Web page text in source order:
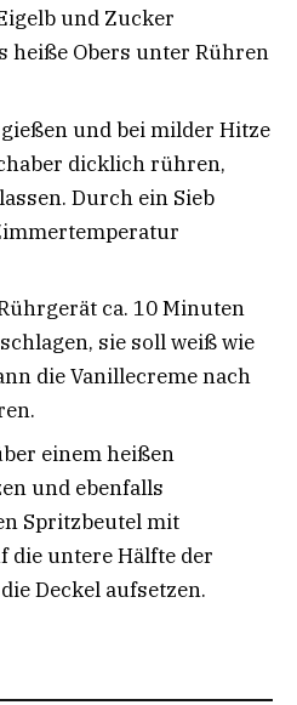
und Zucker
heiße Obers unter Rühren
und bei milder Hitze
dicklich rühren,
Durch ein Sieb
ca. 10 Minuten
sie soll weiß wie
die Vanillecreme nach
einem heißen
und ebenfalls
Spritzbeutel mit
die untere Hälfte der
Deckel aufsetzen.